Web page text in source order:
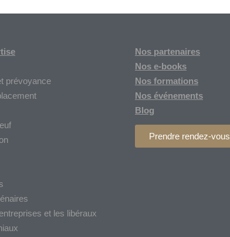
prévoyance
et les libéraux
Nos partenaires
Nos e-books
Nos formations
Nos événements
Blog
Prendre rendez-vous